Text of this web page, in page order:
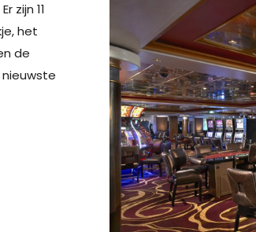
zijn 11
het
de